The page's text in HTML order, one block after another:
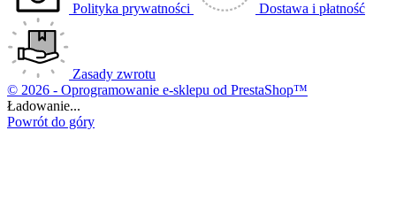
Polityka prywatności Dostawa i płatność
Zasady zwrotu
© 2026 - Oprogramowanie e-sklepu od PrestaShop™
Ładowanie...
Powrót do góry